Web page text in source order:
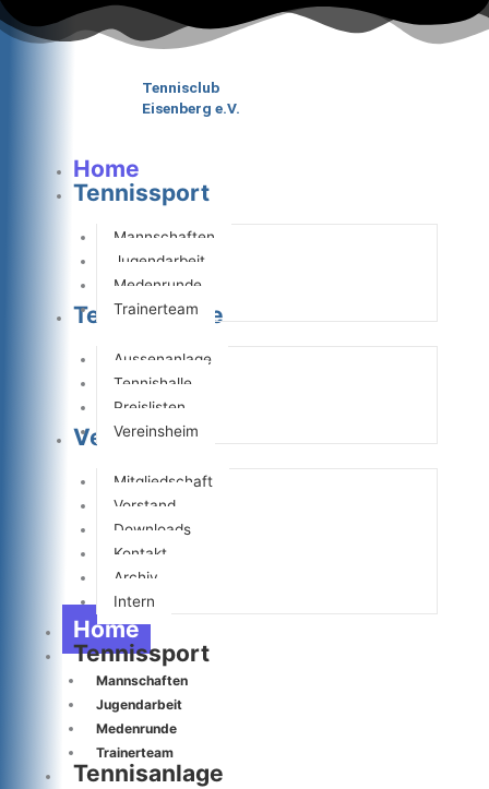
Zum
Inhalt
Tennisclub
Eisenberg e.V.
Home
Tennissport
Mannschaften
Jugendarbeit
Medenrunde
Trainerteam
Tennisanlage
Aussenanlage
Tennishalle
Preislisten
Vereinsheim
Verein
Mitgliedschaft
Vorstand
Downloads
Kontakt
Archiv
Intern
Home
Tennissport
Mannschaften
Jugendarbeit
Medenrunde
Trainerteam
Tennisanlage